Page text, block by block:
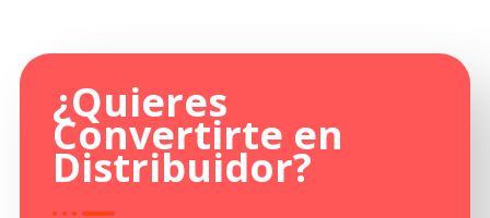
¿Quieres
Convertirte en
Distribuidor?